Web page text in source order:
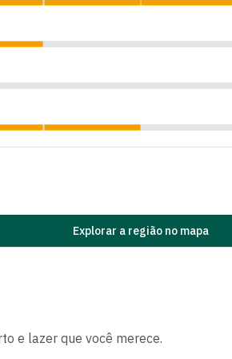
Explorar a região no mapa
e lazer que você merece.